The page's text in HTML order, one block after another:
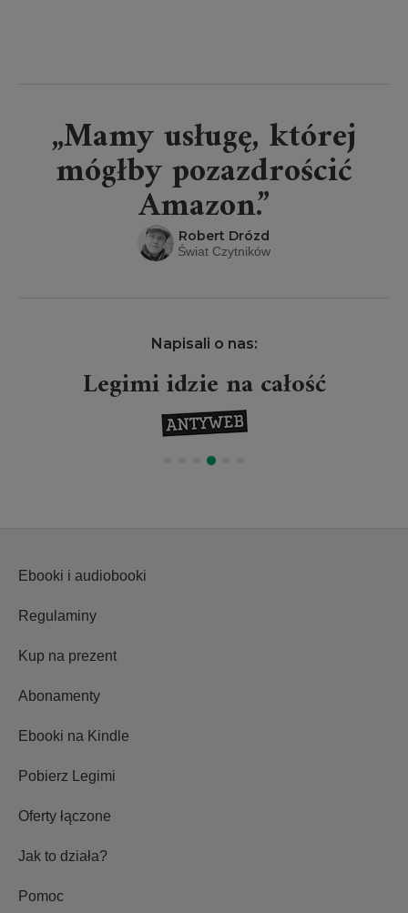
„Mamy usługę, której
mógłby pozazdrościć
Amazon.”
Robert Drózd
Świat Czytników
Napisali o nas:
Legimi idzie na całość
Ebooki i audiobooki
Regulaminy
Kup na prezent
Abonamenty
Ebooki na Kindle
Pobierz Legimi
Oferty łączone
Jak to działa?
Pomoc